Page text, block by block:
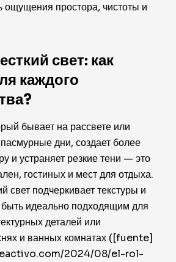
ощущения простора, чистоты и
свет: как
каждого
бывает на рассвете или
дни, создает более
и устраняет резкие тени — это
гостиных и мест для отдыха.
свет подчеркивает текстуры и
идеально подходящим для
деталей или
и ванных комнатах ([fuente]
2024/08/el-rol-